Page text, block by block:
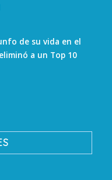
de su vida en el
a un Top 10